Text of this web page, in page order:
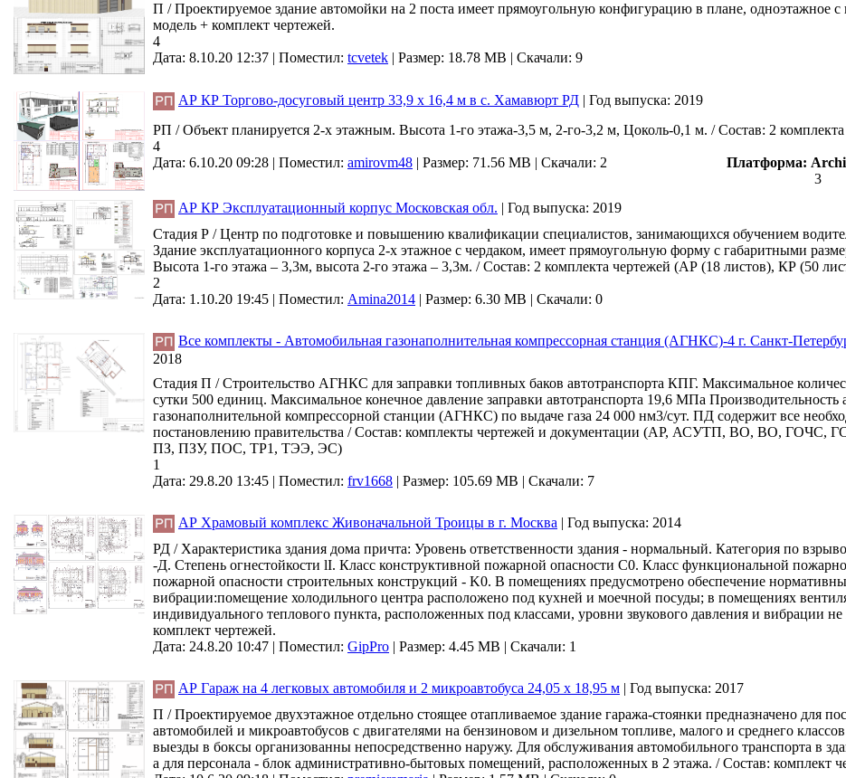
П / Проектируемое здание автомойки на 2 поста имеет прямоугольную конфигурацию в плане, одноэтажное с
модель + комплект чертежей.
4
Дата: 8.10.20 12:37 | Поместил: tcvetek | Размер: 18.78 MB | Скачали: 9
АР КР Торгово-досуговый центр 33,9 х 16,4 м в с. Хамавюрт РД | Год выпуска: 2019
РП / Объект планируется 2-х этажным. Высота 1-го этажа-3,5 м, 2-го-3,2 м, Цоколь-0,1 м. / Состав: 2 комплекта
4
Дата: 6.10.20 09:28 | Поместил: amirovm48 | Размер: 71.56 MB | Скачали: 2 Платформа:
3
АР КР Эксплуатационный корпус Московская обл. | Год выпуска: 2019
Стадия Р / Центр по подготовке и повышению квалификации специалистов, занимающихся обучением
Здание эксплуатационного корпуса 2-х этажное с чердаком, имеет прямоугольную форму с габаритными
Высота 1-го этажа – 3,3м, высота 2-го этажа – 3,3м. / Состав: 2 комплекта чертежей (АР (18 листов), КР (50
2
Дата: 1.10.20 19:45 | Поместил: Amina2014 | Размер: 6.30 MB | Скачали: 0
Все комплекты - Автомобильная газонаполнительная компрессорная станция (АГНКС)-4 г. Санкт-
2018
Стадия П / Строительство АГНКС для заправки топливных баков автотранспорта КПГ. Максимальное
сутки 500 единиц. Максимальное конечное давление заправки автотранспорта 19,6 МПа Производительность
газонаполнительной компрессорной станции (АГНКС) по выдаче газа 24 000 нм3/сут. ПД содержит все
постановлению правительства / Состав: комплекты чертежей и документации (АР, АСУТП, ВО, ВО,
ПЗ, ПЗУ, ПОС, ТР1, ТЭЭ, ЭС)
1
Дата: 29.8.20 13:45 | Поместил: frv1668 | Размер: 105.69 MB | Скачали: 7
АР Храмовый комплекс Живоначальной Троицы в г. Москва | Год выпуска: 2014
РД / Характеристика здания дома причта: Уровень ответственности здания - нормальный. Категория по
-Д. Степень огнестойкости lI. Класс конструктивной пожарной опасности C0. Класс функциональной
пожарной опасности строительных конструкций - K0. В помещениях предусмотрено обеспечение
вибрации:помещение холодильного центра расположено под кухней и моечной посуды; в помещениях
индивидуального теплового пункта, расположенных под классами, уровни звукового давления и вибрации
комплект чертежей.
Дата: 24.8.20 10:47 | Поместил: GipPro | Размер: 4.45 MB | Скачали: 1
АР Гараж на 4 легковых автомобиля и 2 микроавтобуса 24,05 х 18,95 м | Год выпуска: 2017
П / Проектируемое двухэтажное отдельно стоящее отапливаемое здание гаража-стоянки предназначено для
автомобилей и микроавтобусов с двигателями на бензиновом и дизельном топливе, малого и среднего
выезды в боксы организованны непосредственно наружу. Для обслуживания автомобильного транспорта в
а для персонала - блок административно-бытовых помещений, расположенных в 2 этажа. / Состав: комплект